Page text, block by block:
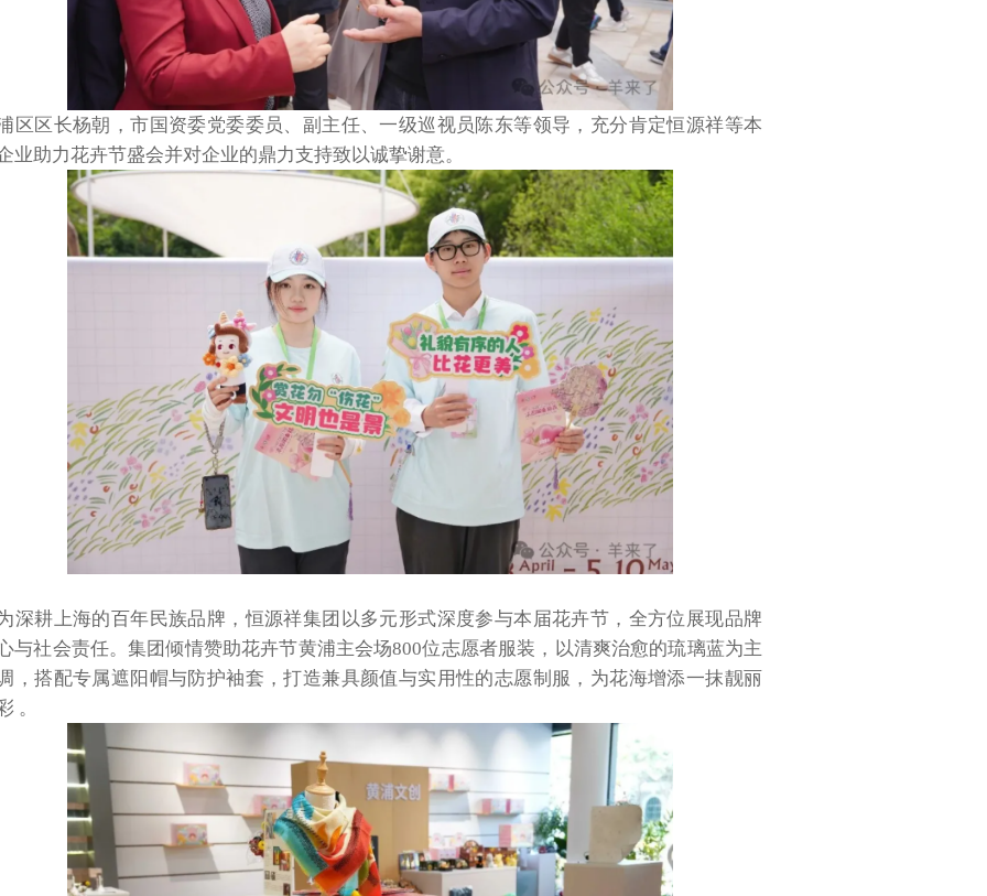
区区长杨朝，市国资委党委委员、副主任、一级巡视员陈东等领导，充分肯定恒源祥等本
业助力花卉节盛会并对企业的鼎力支持致以诚挚谢意。
深耕上海的百年民族品牌，恒源祥集团以多元形式深度参与本届花卉节，全方位展现品牌
与社会责任。集团倾情赞助花卉节黄浦主会场800位志愿者服装，以清爽治愈的琉璃蓝为主
，搭配专属遮阳帽与防护袖套，打造兼具颜值与实用性的志愿制服，为花海增添一抹靓丽
。